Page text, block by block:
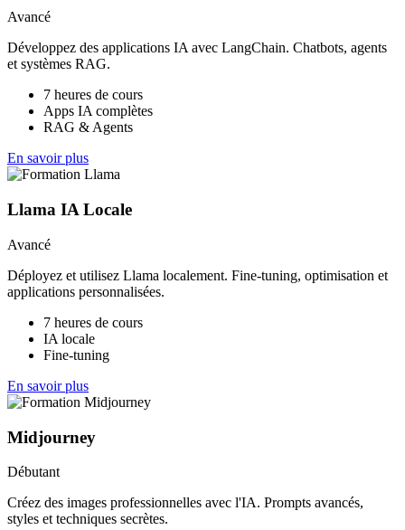
Avancé
Développez des applications IA avec LangChain. Chatbots, agents
et systèmes RAG.
7 heures de cours
Apps IA complètes
RAG & Agents
En savoir plus
Llama IA Locale
Avancé
Déployez et utilisez Llama localement. Fine-tuning, optimisation et
applications personnalisées.
7 heures de cours
IA locale
Fine-tuning
En savoir plus
Midjourney
Débutant
Créez des images professionnelles avec l'IA. Prompts avancés,
styles et techniques secrètes.